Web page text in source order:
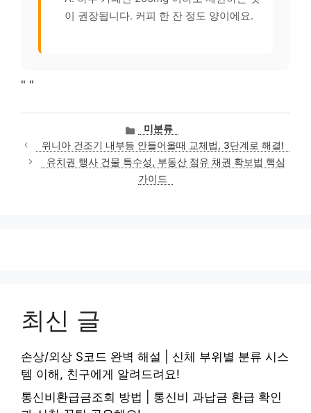
이 권장됩니다. 커피 한 잔 정도 양이에요.
" "
카
테
고
리
미분류
위니아 건조기 내부등 안들어올때 교체법, 3단계로 해결!
유치권 행사 건물 특수성, 부동산 점유 채권 확보법 핵심
가이드
최신 글
손상/외상 S코드 완벽 해설 | 신체 부위별 분류 시스
템 이해, 친구에게 알려드려요!
통신비환급금조회 방법 | 통신비 과납금 환급 확인